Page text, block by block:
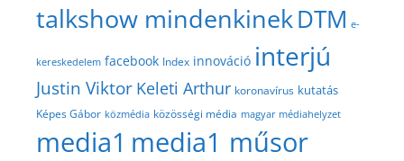
talkshow mindenkinekDTM e-
kereskedelem facebook Index innováció interjú
Justin Viktor Keleti Arthur koronavírus kutatás
Képes Gábor közmédia közösségi média magyar médiahelyzet
media1 media1 műsor